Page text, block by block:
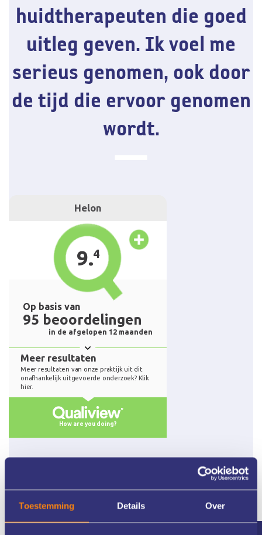
Toestemming Details Over
huidtherapeuten die goed
uitleg geven. Ik voel me
serieus genomen, ook door
de tijd die ervoor genomen
wordt.